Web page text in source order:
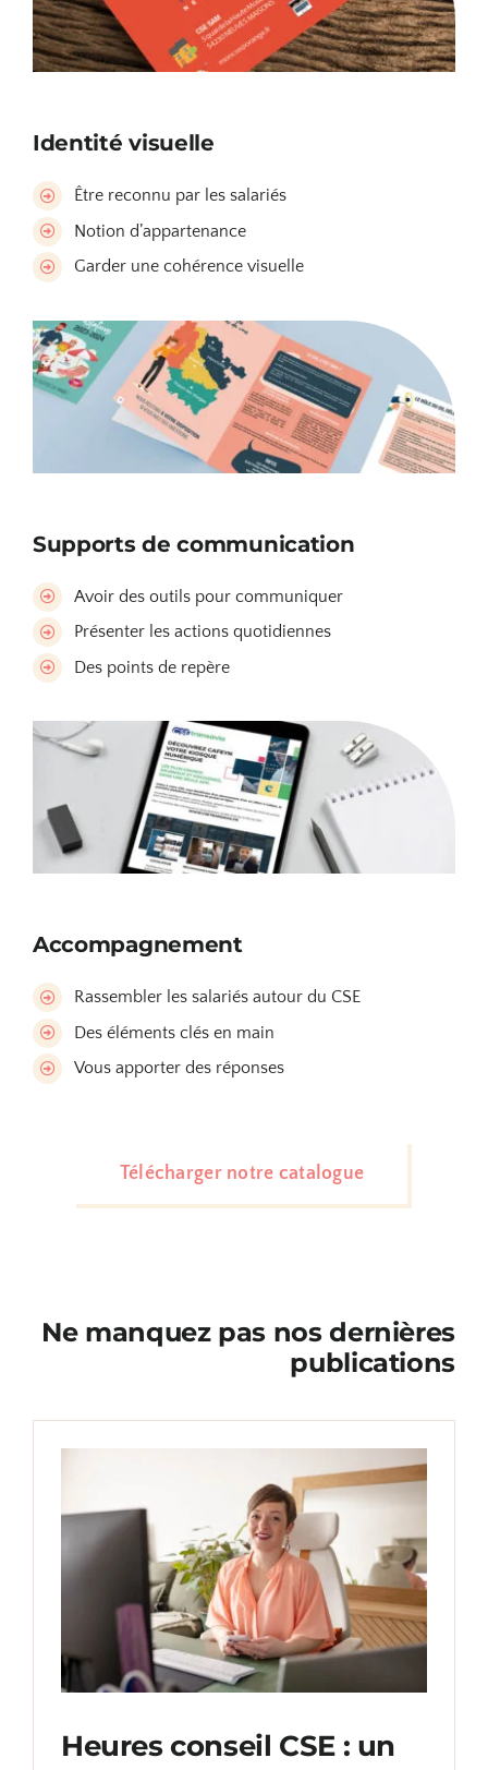
Identité visuelle
Être reconnu par les salariés
Notion d’appartenance
Garder une cohérence visuelle
Supports de communication
Avoir des outils pour communiquer
Présenter les actions quotidiennes
Des points de repère
Accompagnement
Rassembler les salariés autour du CSE
Des éléments clés en main
Vous apporter des réponses
Télécharger notre catalogue
Ne manquez pas nos dernières
publications
Heures conseil CSE : un